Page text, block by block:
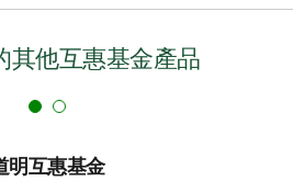
其他互惠基金產品
明互惠基金